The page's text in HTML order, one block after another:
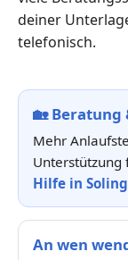
deiner
telefonisch.
🏡Beratung
Mehr
Unterstützung
Hilfe in
An wen